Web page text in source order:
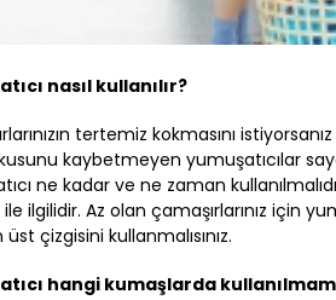
nasıl kullanılır?
tertemiz kokmasını
kaybetmeyen yumuşatıcılar
ne kadar ve ne zaman
ile ilgilidir. Az olan çamaşırlarınız için
üst çizgisini kullanmalısınız.
hangi kumaşlarda